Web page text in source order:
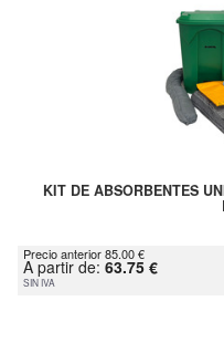
KIT DE ABSORBENTES
Precio anterior 85.00 €
A partir de: 63.75 €
SIN IVA